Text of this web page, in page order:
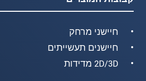
חיישני מרחק
חיישנים תעשייתים
2D/3D מדידות